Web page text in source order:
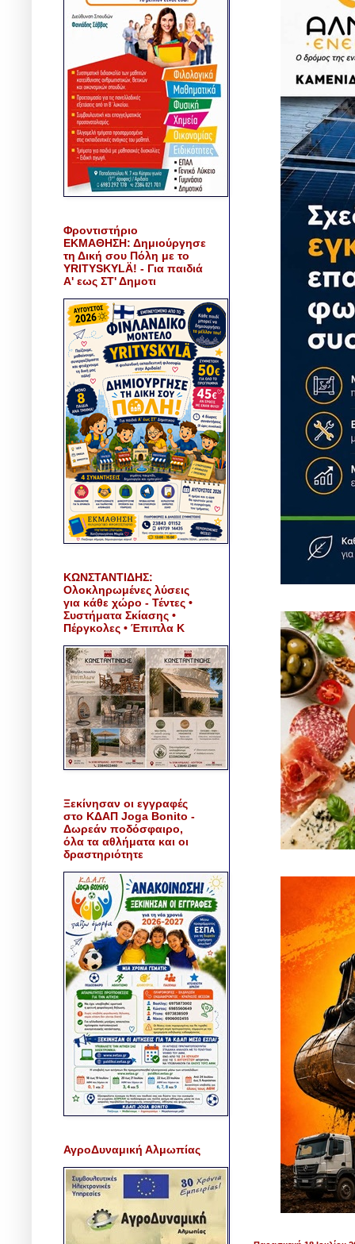
Φροντιστήριο
ΕΚΜΑΘΗΣΗ: Δημιούργησε
τη Δική σου Πόλη με το
YRITYSKYLÄ! - Για παιδιά
Α' εως ΣΤ' Δημοτι
ΚΩΝΣΤΑΝΤΙΔΗΣ:
Ολοκληρωμένες λύσεις
για κάθε χώρο - Τέντες •
Συστήματα Σκίασης •
Πέργκολες • Έπιπλα Κ
Ξεκίνησαν οι εγγραφές
στο ΚΔΑΠ Joga Bonito -
Δωρεάν ποδόσφαιρο,
όλα τα αθλήματα και οι
δραστηριότητε
ΑγροΔυναμική Αλμωπίας